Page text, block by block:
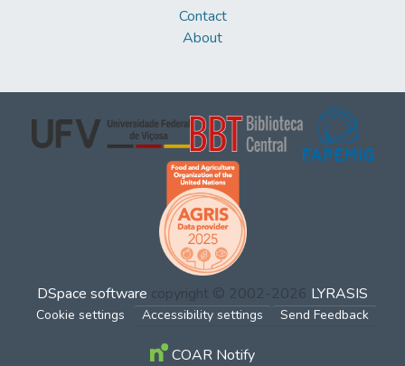
Contact
About
DSpace software copyright © 2002-2026 LYRASIS
Cookie settings Accessibility settings Send Feedback
COAR Notify